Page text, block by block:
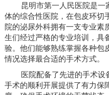
昆明市第一人民医院是一
体的综合性医院，在包皮环切
院的泌尿外科拥有一支专业素
生们经过严格的专业培训，具
验。他们能够熟练掌握各种包
情况选择最合适的手术方式。
医院配备了先进的手术设
手术的顺利开展提供了有力保